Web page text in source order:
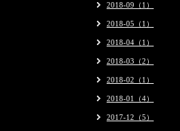
2018-09（1）
2018-05（1）
2018-04（1）
2018-03（2）
2018-02（1）
2018-01（4）
2017-12（5）